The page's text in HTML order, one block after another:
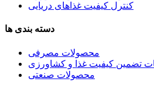
کنترل کیفیت غذاهای دریایی
دسته بندی ها
محصولات مصرفی
تضمین کیفیت غذا و کشاورزی
محصولات صنعتی